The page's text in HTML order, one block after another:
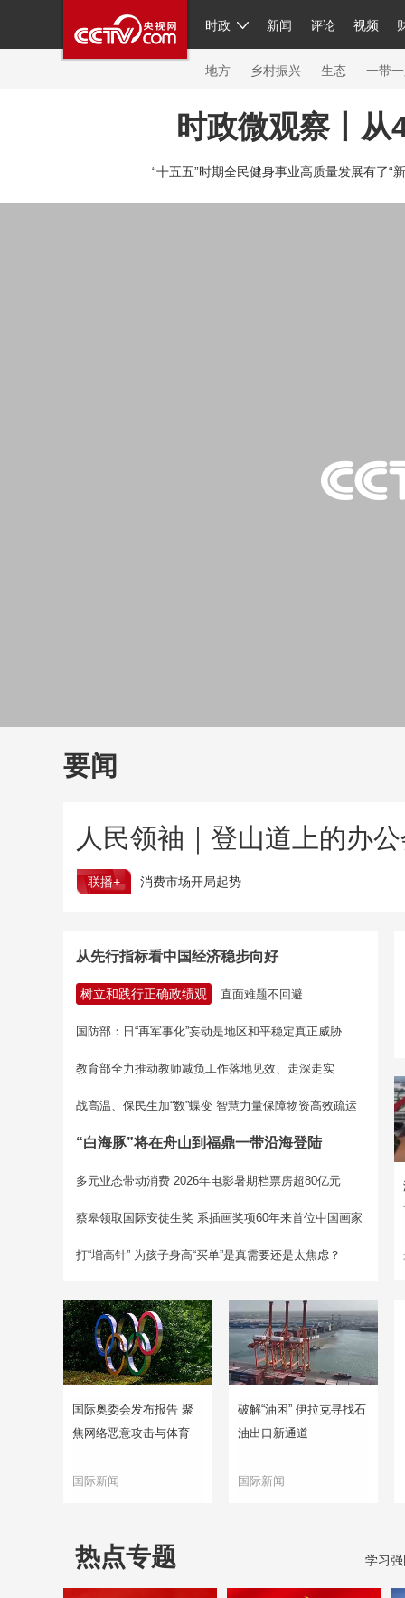
时政 新闻 评论 视频
人民领袖习近平 联播+ 中国
直播 片库 栏目大全 节目单
繁体 海外频道 iPanda
地方 乡村振兴 生态 一带
总台春晚
新闻
大国智造
时政微观察丨从
“十五五”时期全民健身事业高质量发展有了“
要闻
人民领袖｜登山道上的办
联播+ 消费市场开局起势
从先行指标看中国经济稳步向好
树立和践行正确政绩观 直面难题不回避
国防部：日“再军事化”妄动是地区和平稳定真正威胁
教育部全力推动教师减负工作落地见效、走深走实
战高温、保民生加“数”蝶变 智慧力量保障物资高效疏运
“白海豚”将在舟山到福鼎一带沿海登陆
多元业态带动消费 2026年电影暑期档票房超80亿元
蔡皋领取国际安徒生奖 系插画奖项60年来首位中国画家
打“增高针” 为孩子身高“买单”是真需要还是太焦虑？
国际奥委会发布报告 聚
焦网络恶意攻击与体育
国际新闻
破解“油困” 伊拉克寻找石
油出口新通道
国际新闻
热点专题 学习